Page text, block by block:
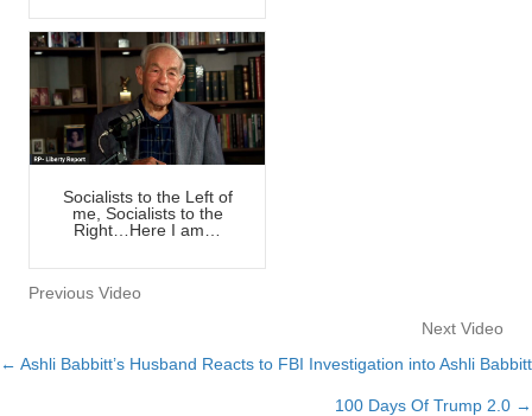
Socialists to the Left of
me, Socialists to the
Right…Here I am…
Previous Video
Next Video
Posts
← Ashli Babbitt’s Husband Reacts to FBI Investigation into Ashli Babbitt
100 Days Of Trump 2.0 →